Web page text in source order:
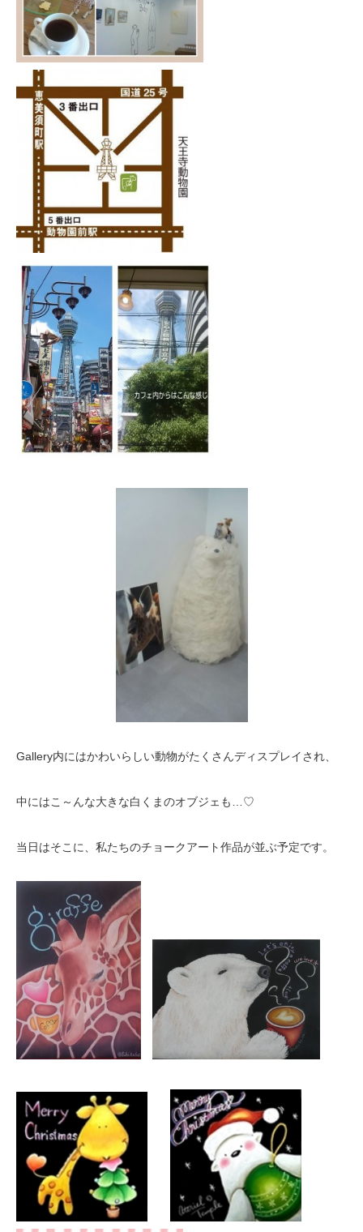
Gallery内にはかわいらしい動物がたくさんディスプレイされ、
中にはこ～んな大きな白くまのオブジェも…♡
当日はそこに、私たちのチョークアート作品が並ぶ予定です。